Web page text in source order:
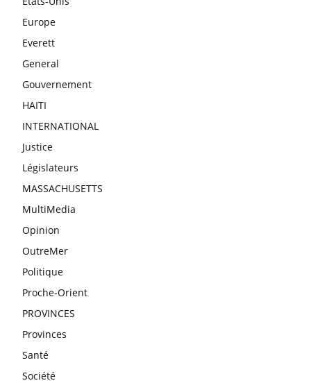
Europe
Everett
General
Gouvernement
HAITI
INTERNATIONAL
Justice
Législateurs
MASSACHUSETTS
MultiMedia
Opinion
OutreMer
Politique
Proche-Orient
PROVINCES
Provinces
Santé
Société